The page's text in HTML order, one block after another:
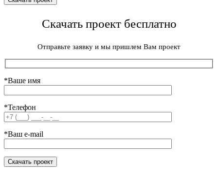
Скачать проект бесплатно
Отправьте заявку и мы пришлем Вам проект
*Ваше имя
*Телефон
*Ваш e-mail